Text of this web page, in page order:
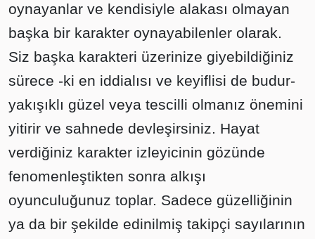
oynayanlar ve kendisiyle alakası olmayan
başka bir karakter oynayabilenler olarak.
Siz başka karakteri üzerinize giyebildiğiniz
sürece -ki en iddialısı ve keyiflisi de budur-
yakışıklı güzel veya tescilli olmanız önemini
yitirir ve sahnede devleşirsiniz. Hayat
verdiğiniz karakter izleyicinin gözünde
fenomenleştikten sonra alkışı
oyunculuğunuz toplar. Sadece güzelliğinin
ya da bir şekilde edinilmiş takipçi sayılarının